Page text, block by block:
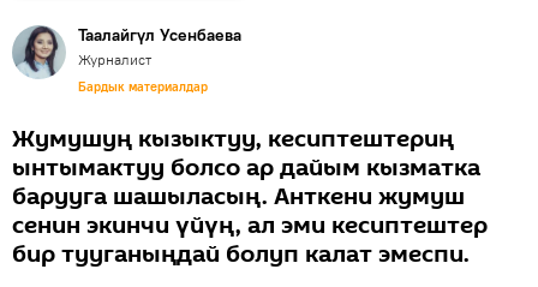
Таалайгүл Усенбаева
Журналист
Бардык материалдар
Жумушуң кызыктуу, кесиптештериң
ынтымактуу болсо ар дайым кызматка
барууга шашыласың. Анткени жумуш
сенин экинчи үйүң, ал эми кесиптештер
бир тууганыңдай болуп калат эмеспи.